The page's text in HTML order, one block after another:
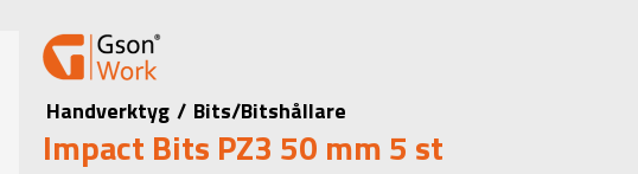
Handverktyg / Bits/Bitshållare
Impact Bits PZ3 50 mm 5 st